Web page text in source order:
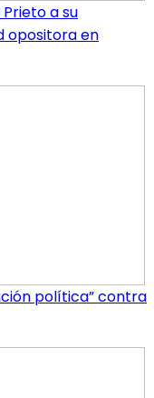
a su
opositora en
política” contra